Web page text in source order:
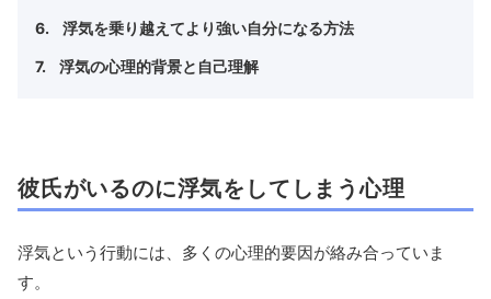
浮気を乗り越えてより強い自分になる方法
浮気の心理的背景と自己理解
彼氏がいるのに浮気をしてしまう心理
浮気という行動には、多くの心理的要因が絡み合っていま
す。